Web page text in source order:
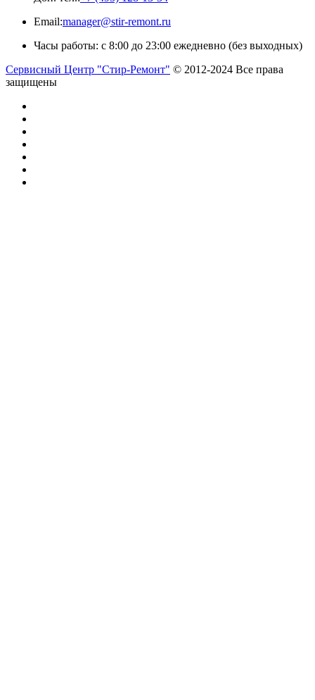
Email:manager@stir-remont.ru
Часы работы: с 8:00 до 23:00 ежедневно (без выходных)
Сервисный Центр "Стир-Ремонт" © 2012-2024 Все права
защищены